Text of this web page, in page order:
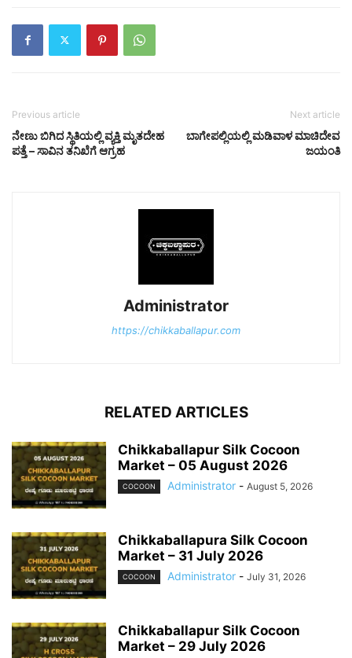
Previous article
ನೇಣು ಬಿಗಿದ ಸ್ಥಿತಿಯಲ್ಲಿ ವ್ಯಕ್ತಿ ಮೃತದೇಹ
ಪತ್ತೆ – ಸಾವಿನ ತನಿಖೆಗೆ ಆಗ್ರಹ
Next article
ಬಾಗೇಪಲ್ಲಿಯಲ್ಲಿ ಮಡಿವಾಳ ಮಾಚಿದೇವ
ಜಯಂತಿ
Administrator
https://chikkaballapur.com
RELATED ARTICLES
Chikkaballapur Silk Cocoon
Market – 05 August 2026
COCOON Administrator - August 5, 2026
Chikkaballapura Silk Cocoon
Market – 31 July 2026
COCOON Administrator - July 31, 2026
Chikkaballapur Silk Cocoon
Market – 29 July 2026